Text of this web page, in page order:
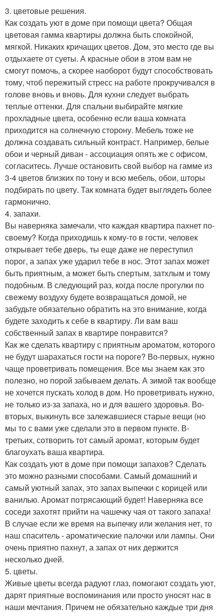
3. цветовые решения.
Как создать уют в доме при помощи цвета? Общая
цветовая гамма квартиры должна быть спокойной,
мягкой. Никаких кричащих цветов. Дом, это место где вы
отдыхаете от суеты. А красные обои в этом вам не
смогут помочь, а скорее наоборот будут способствовать
тому, чтоб пережитый стресс на работе прокручивался в
голове вновь и вновь. Для кухни следует выбрать
теплые оттенки. Для спальни выбирайте мягкие
прохладные цвета, особенно если ваша комната
приходится на солнечную сторону. Мебель тоже не
должна создавать сильный контраст. Например, белые
обои и черный диван - ассоциация опять же с офисом,
согласитесь. Лучше остановить свой выбор на гамме из
3-4 цветов близких по тону и всю мебель, обои, шторы
подбирать по цвету. Так комната будет выглядеть более
гармонично.
4. запахи.
Вы наверняка замечали, что каждая квартира пахнет по-
своему? Когда приходишь к кому-то в гости, человек
открывает тебе дверь, ты еще даже не переступил
порог, а запах уже ударил тебе в нос. Этот запах может
быть приятным, а может быть спертым, затхлым и тому
подобным. В следующий раз, когда после прогулки по
свежему воздуху будете возвращаться домой, не
забудьте обязательно обратить на это внимание, когда
будете заходить к себе в квартиру. Ли вам ваш
собственный запах в квартире понравится?
Как же сделать квартиру с приятным ароматом, которого
не будут шарахаться гости на пороге? Во-первых, нужно
чаще проветривать помещения. Все мы знаем как это
полезно, но порой забываем делать. А зимой так вообще
не хочется пускать холод в дом. Но проветривать нужно,
не только из-за запаха, но и для вашего здоровья. Во-
вторых, выкинуть все залежавшиеся старые вещи (но
мы то с вами уже сделали это в первом пункте. В-
третьих, сотворить тот самый аромат, которым будет
благоухать ваша квартира.
Как создать уют в доме при помощи запахов? Сделать
это можно разными способами. Самый домашний и
самый уютный запах, это запах выпечки с корицей или
ванилью. Аромат потрясающий будет! Наверняка все
соседи захотят прийти на чашечку чая от такого запаха!
В случае если же время на выпечку или желания нет, то
наш спаситель - ароматические палочки или лампы. Они
очень приятно пахнут, а запах от них держится
несколько дней.
5. цветы.
Живые цветы всегда радуют глаз, помогают создать уют,
дарят приятные воспоминания или просто уносят нас в
наши мечтания. Причем не обязательно каждые три дня